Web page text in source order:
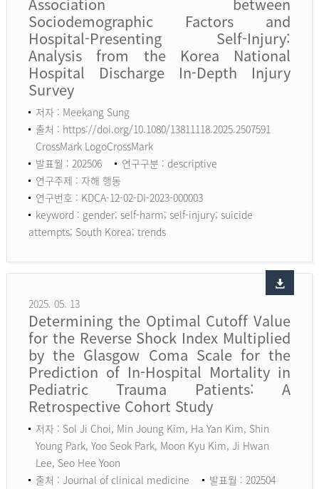
Sociodemographic Factors and
Hospital-Presenting Self-Injury:
Analysis from the Korea National
Hospital Discharge In-Depth Injury
Survey
저자 : Meekang Sung
출처 : https://doi.org/10.1080/13811118.2025.2507591
CrossMark LogoCrossMark
발표월 : 202506
연구구분 : descriptive
연구주제 : 자해 행동
연구번호 : KDCA-12-02-DI-2023-000003
keyword : gender; self-harm; self-injury; suicide
attempts; South Korea; trends
2025. 05. 13
Determining the Optimal Cutoff Value
for the Reverse Shock Index Multiplied
by the Glasgow Coma Scale for the
Prediction of In-Hospital Mortality in
Pediatric Trauma Patients: A
Retrospective Cohort Study
저자 : Sol Ji Choi, Min Joung Kim, Ha Yan Kim, Shin
Young Park, Yoo Seok Park, Moon Kyu Kim, Ji Hwan
Lee, Seo Hee Yoon
출처 : Journal of clinical medicine
발표월 : 202504